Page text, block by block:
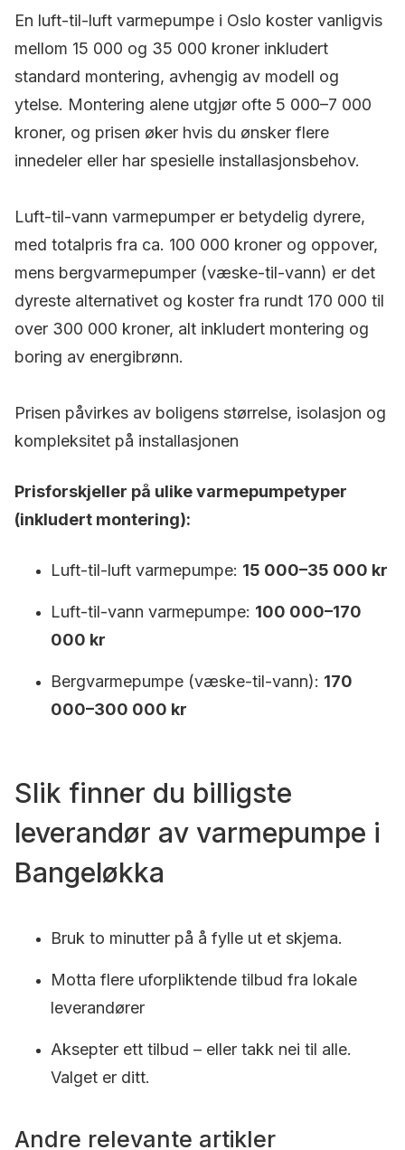
En luft-til-luft varmepumpe i Oslo koster vanligvis
mellom 15 000 og 35 000 kroner inkludert
standard montering, avhengig av modell og
ytelse. Montering alene utgjør ofte 5 000–7 000
kroner, og prisen øker hvis du ønsker flere
innedeler eller har spesielle installasjonsbehov.
Luft-til-vann varmepumper er betydelig dyrere,
med totalpris fra ca. 100 000 kroner og oppover,
mens bergvarmepumper (væske-til-vann) er det
dyreste alternativet og koster fra rundt 170 000 til
over 300 000 kroner, alt inkludert montering og
boring av energibrønn.
Prisen påvirkes av boligens størrelse, isolasjon og
kompleksitet på installasjonen
Prisforskjeller på ulike varmepumpetyper
(inkludert montering):
Luft-til-luft varmepumpe: 15 000–35 000 kr
Luft-til-vann varmepumpe: 100 000–170
000 kr
Bergvarmepumpe (væske-til-vann): 170
000–300 000 kr
Slik finner du billigste
leverandør av varmepumpe i
Bangeløkka
Bruk to minutter på å fylle ut et skjema.
Motta flere uforpliktende tilbud fra lokale
leverandører
Aksepter ett tilbud – eller takk nei til alle.
Valget er ditt.
Andre relevante artikler